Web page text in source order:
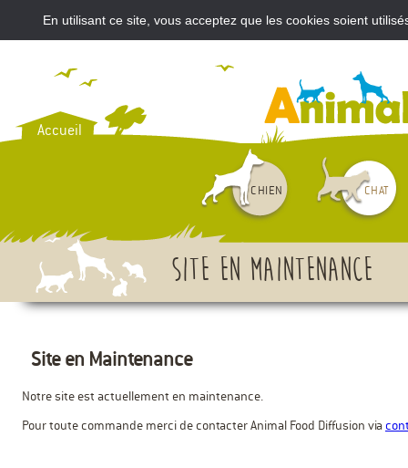
Accueil
CHIEN CHAT
Site en maintenance
Site en Maintenance
Notre site est actuellement en maintenance.
Pour toute commande merci de contacter Animal Food Diffusion via
VOUS AVEZ ACHETÉ UN
En utilisant ce site, vous acceptez que les cookies soient